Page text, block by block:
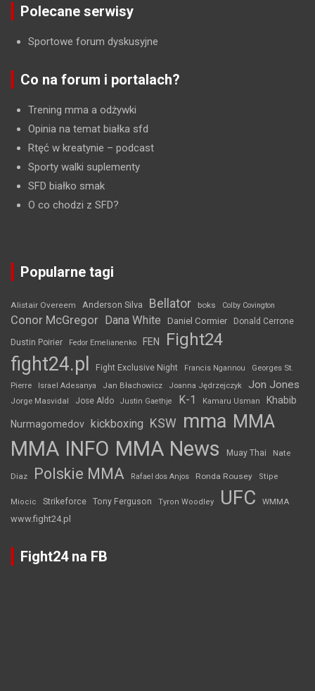
Polecane serwisy
Sportowe forum dyskusyjne
Co na forum i portalach?
Trening mma a odżywki
Opinia na temat białka sfd
Rtęć w kreatynie – podcast
Sporty walki suplementy
SFD białko smak
O co chodzi z SFD?
Popularne tagi
Alistair Overeem Anderson Silva Bellator boks Colby Covington
Conor McGregor Dana White Daniel Cormier Donald Cerrone
Dustin Poirier Fedor Emelianenko FEN Fight24
fight24.pl Fight Exclusive Night Francis Ngannou
Georges St.
Pierre
Israel Adesanya Jan Błachowicz Joanna Jędrzejczyk Jon Jones
Jorge Masvidal Jose Aldo Justin Gaethje K-1 Kamaru Usman Khabib
Nurmagomedov kickboxing KSW mma MMA
MMA INFO MMA News Muay Thai Nate
Diaz Polskie MMA Rafael dos Anjos Ronda Rousey Stipe
Miocic Strikeforce Tony Ferguson Tyron Woodley UFC WMMA
www.fight24.pl
Fight24 na FB